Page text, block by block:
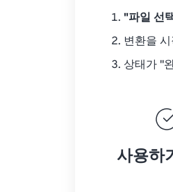
"파일 선
변환을
상태가 "
사용하